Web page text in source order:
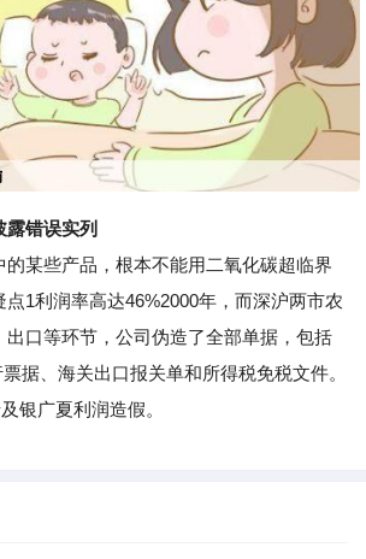
露错误实列
某些产品，根本不能用二氧化碳超临界
1利润率高达46%2000年，而深沪两市农
出口等环节，公司伪造了全部单据，包括
据、海关出口报关单和所得税免税文件。
银广夏利润造假。